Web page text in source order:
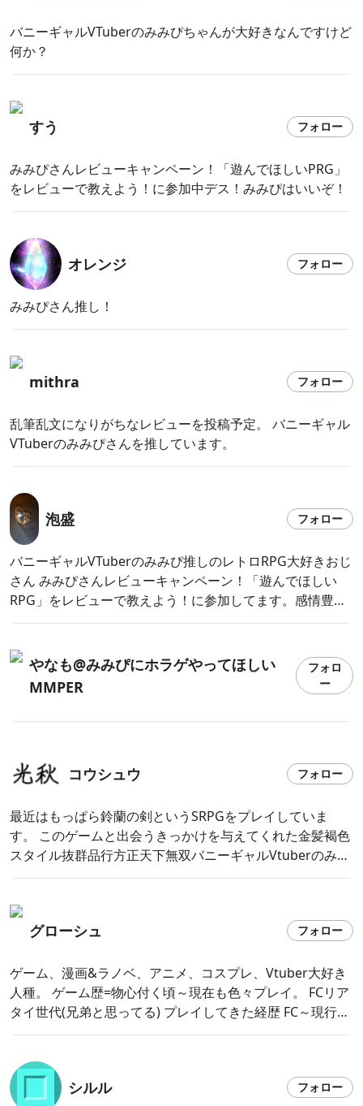
バニーギャルVTuberのみみぴちゃんが大好きなんですけど
何か？
すう フォロー
みみぴさんレビューキャンペーン！「遊んでほしいPRG」
をレビューで教えよう！に参加中デス！みみぴはいいぞ！
オレンジ フォロー
みみぴさん推し！
mithra フォロー
乱筆乱文になりがちなレビューを投稿予定。 バニーギャル
VTuberのみみぴさんを推しています。
泡盛 フォロー
バニーギャルVTuberのみみぴ推しのレトロRPG大好きおじ
さん みみぴさんレビューキャンペーン！「遊んでほしい
RPG」をレビューで教えよう！に参加してます。感情豊か
にゲームプレイするみみぴを是非観て下さい！
やなも@みみぴにホラゲやってほしい
MMPER
フォロ
ー
コウシュウ フォロー
最近はもっぱら鈴蘭の剣というSRPGをプレイしていま
す。 このゲームと出会うきっかけを与えてくれた金髪褐色
スタイル抜群品行方正天下無双バニーギャルVtuberのみみ
ぴさんにはとても感謝しています。
グローシュ フォロー
ゲーム、漫画&ラノベ、アニメ、コスプレ、Vtuber大好き
人種。 ゲーム歴=物心付く頃～現在も色々プレイ。 FCリア
タイ世代(兄弟と思ってる) プレイしてきた経歴 FC～現行機
種までの殆どのハード(マイナーハードにはプレイした事は
みみぴキャンペーン面白そう...。
シルル フォロー